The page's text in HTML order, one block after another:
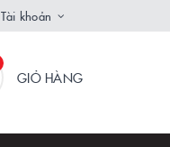
Tài khoản
GIỎ HÀNG